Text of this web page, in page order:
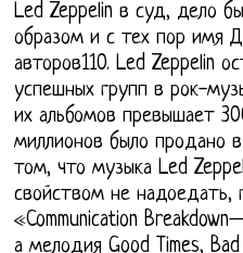
Led Zeppelin в суд, дело
образом и с тех пор имя
авторов110. Led Zeppelin
успешных групп в рок-
их альбомов превышает
миллионов было продано
том, что музыка Led
свойством не надоедать,
«Communication
а мелодия Good Times,